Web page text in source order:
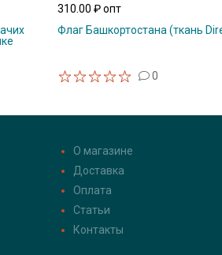
310.00 ₽ опт
Флаг Башкортостана (ткань
0
О магазине
Доставка
Оплата
Статьи
Контакты